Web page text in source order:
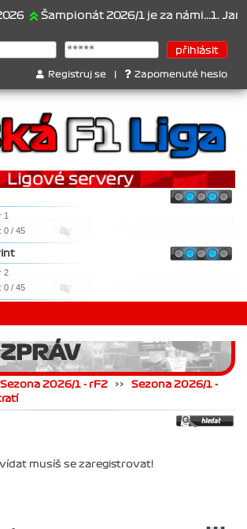
Šampionát 2026/1 je za námi...1. Jan
Registruj se Zapomenuté heslo
1
0 / 45
2
0 / 45
Sezona 2026/1 - rF2 >> Sezona 2026/1 -
musíš se zaregistrovat!